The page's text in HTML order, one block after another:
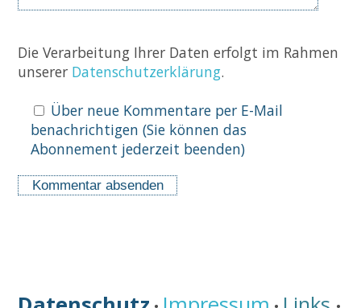
Die Verarbeitung Ihrer Daten erfolgt im Rahmen
unserer Datenschutzerklärung.
Über neue Kommentare per E-Mail
benachrichtigen (Sie können das
Abonnement jederzeit beenden)